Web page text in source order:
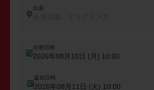
出発
出発日時
2026年08月10日 (月) 10:00
返却日時
2026年08月11日 (火) 10:00